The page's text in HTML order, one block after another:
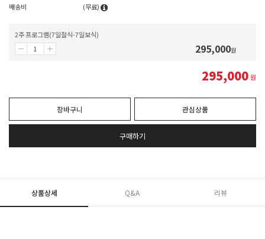
배송비
(무료)
2주 프로그램(7일절식-7일보식)
295,000원
295,000원
장바구니 관심상품
구매하기
상품상세 Q&A 리뷰